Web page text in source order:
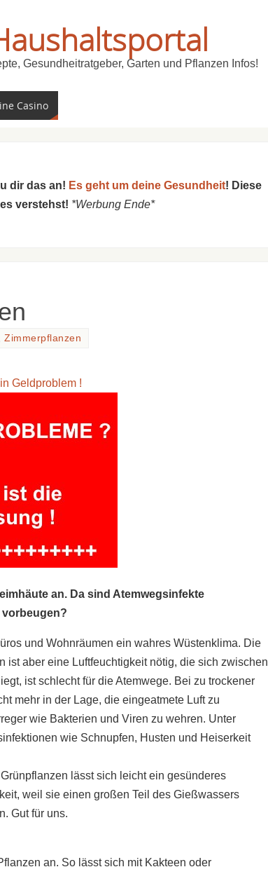
Gesundheitratgeber, Garten und Pflanzen Infos!
Casino
dir das an! Es geht um deine Gesundheit! Diese
verstehst! *Werbung Ende*
Zimmerpflanzen
Geldproblem !
an. Da sind Atemwegsinfekte
vorbeugen?
und Wohnräumen ein wahres Wüstenklima. Die
ist aber eine Luftfeuchtigkeit nötig, die sich zwischen
ist schlecht für die Atemwege. Bei zu trockener
mehr in der Lage, die eingeatmete Luft zu
wie Bakterien und Viren zu wehren. Unter
wie Schnupfen, Husten und Heiserkeit
lässt sich leicht ein gesünderes
weil sie einen großen Teil des Gießwassers
Gut für uns.
an. So lässt sich mit Kakteen oder